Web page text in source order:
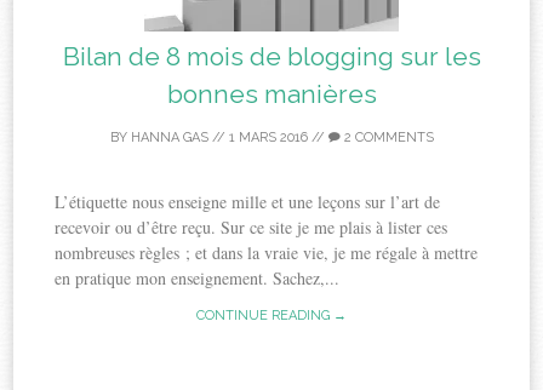
Bilan de 8 mois de blogging sur les
bonnes manières
BY HANNA GAS// 1 MARS 2016// 2 COMMENTS
L’étiquette nous enseigne mille et une leçons sur l’art de
recevoir ou d’être reçu. Sur ce site je me plais à lister ces
nombreuses règles ; et dans la vraie vie, je me régale à mettre
en pratique mon enseignement. Sachez,...
CONTINUE READING →